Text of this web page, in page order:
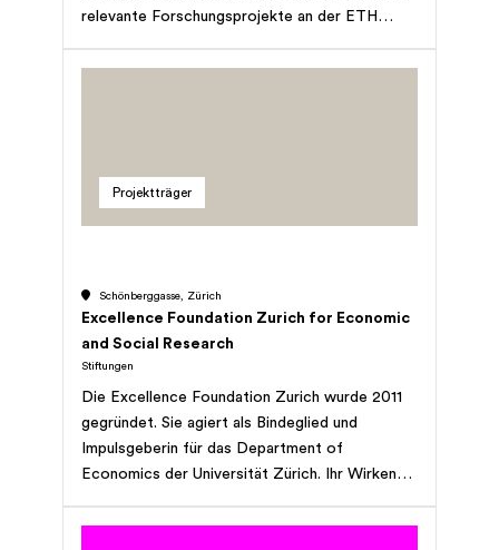
relevante Forschungsprojekte an der ETH
stärken und so zu Lösungen der grossen
Projektträger
Schönberggasse, Zürich
Excellence Foundation Zurich for Economic
and Social Research
Stiftungen
Die Excellence Foundation Zurich wurde 2011
gegründet. Sie agiert als Bindeglied und
Impulsgeberin für das Department of
Economics der Universität Zürich. Ihr Wirken
und einzugehen, die das Department in seiner